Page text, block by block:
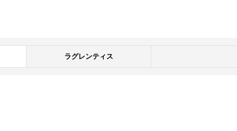
ラグレンティス